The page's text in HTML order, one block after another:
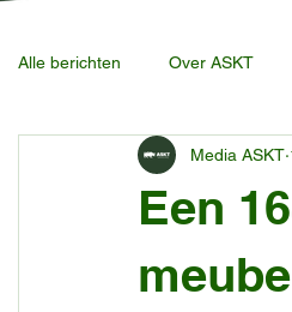
Alle berichten Over ASKT
Een
Media ASKT